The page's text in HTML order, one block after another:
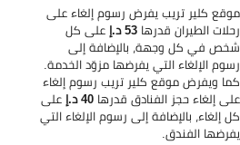
كلير تريب يفرض رسوم إلغاء على
الطيران قدرها53 د.إ على كل
في كل وجهة، بالإضافة إلى
الإلغاء التي يفرضها مزوّد الخدمة.
ويفرض موقع كلير تريب رسوم إلغاء
إلغاء حجز الفنادق قدرها40 د.إ على
إلغاء، بالإضافة إلى رسوم الإلغاء التي
الفندق.